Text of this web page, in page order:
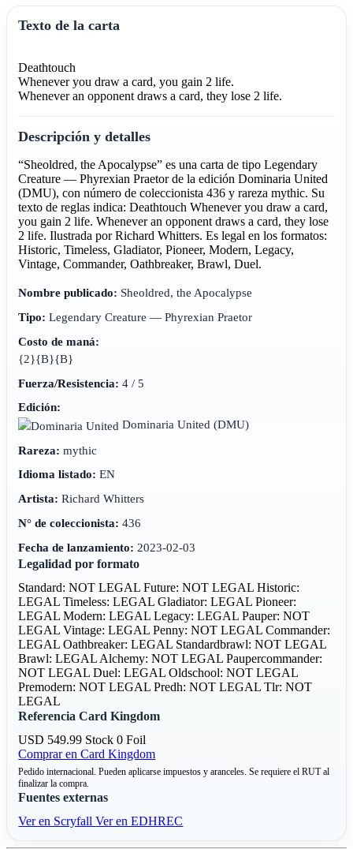
Texto de la carta
Deathtouch
Whenever you draw a card, you gain 2 life.
Whenever an opponent draws a card, they lose 2 life.
Descripción y detalles
“Sheoldred, the Apocalypse” es una carta de tipo Legendary
Creature — Phyrexian Praetor de la edición Dominaria United
(DMU), con número de coleccionista 436 y rareza mythic. Su
texto de reglas indica: Deathtouch Whenever you draw a card,
you gain 2 life. Whenever an opponent draws a card, they lose
2 life. Ilustrada por Richard Whitters. Es legal en los formatos:
Historic, Timeless, Gladiator, Pioneer, Modern, Legacy,
Vintage, Commander, Oathbreaker, Brawl, Duel.
Nombre publicado: Sheoldred, the Apocalypse
Tipo: Legendary Creature — Phyrexian Praetor
Costo de maná:
{2}{B}{B}
Fuerza/Resistencia: 4 / 5
Edición:
Dominaria United(DMU)
Rareza: mythic
Idioma listado: EN
Artista: Richard Whitters
N° de coleccionista: 436
Fecha de lanzamiento: 2023-02-03
Legalidad por formato
Standard: NOT LEGALFuture: NOT LEGALHistoric:
LEGALTimeless: LEGALGladiator: LEGALPioneer:
LEGALModern: LEGALLegacy: LEGALPauper: NOT
LEGALVintage: LEGALPenny: NOT LEGALCommander:
LEGALOathbreaker: LEGAL Standardbrawl: NOT LEGAL
Brawl: LEGAL Alchemy: NOT LEGALPaupercommander:
NOT LEGALDuel: LEGALOldschool: NOT LEGAL
Premodern: NOT LEGALPredh: NOT LEGALTlr: NOT
LEGAL
Referencia Card Kingdom
USD 549.99 Stock 0Foil
Comprar en Card Kingdom
Pedido internacional. Pueden aplicarse impuestos y aranceles. Se requiere el RUT al
finalizar la compra.
Fuentes externas
Ver en ScryfallVer en EDHREC